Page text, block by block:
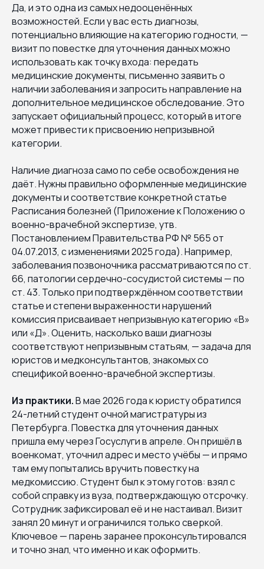
Да, и это одна из самых недооценённых
возможностей. Если у вас есть диагнозы,
потенциально влияющие на категорию годности, —
визит по повестке для уточнения данных можно
использовать как точку входа: передать
медицинские документы, письменно заявить о
наличии заболевания и запросить направление на
дополнительное медицинское обследование. Это
запускает официальный процесс, который в итоге
может привести к присвоению непризывной
категории.
Наличие диагноза само по себе освобождения не
даёт. Нужны правильно оформленные медицинские
документы и соответствие конкретной статье
Расписания болезней (Приложение к Положению о
военно-врачебной экспертизе, утв.
Постановлением Правительства РФ № 565 от
04.07.2013, с изменениями 2025 года). Например,
заболевания позвоночника рассматриваются по ст.
66, патологии сердечно-сосудистой системы — по
ст. 43. Только при подтверждённом соответствии
статье и степени выраженности нарушений
комиссия присваивает непризывную категорию «В»
или «Д». Оценить, насколько ваши диагнозы
соответствуют непризывным статьям, — задача для
юристов и медконсультантов, знакомых со
спецификой военно-врачебной экспертизы.
Из практики.В мае 2026 года к юристу обратился
24-летний студент очной магистратуры из
Петербурга. Повестка для уточнения данных
пришла ему через Госуслуги в апреле. Он пришёл в
военкомат, уточнил адрес и место учёбы — и прямо
там ему попытались вручить повестку на
медкомиссию. Студент был к этому готов: взял с
собой справку из вуза, подтверждающую отсрочку.
Сотрудник зафиксировал её и не настаивал. Визит
занял 20 минут и ограничился только сверкой.
Ключевое — парень заранее проконсультировался
и точно знал, что именно и как оформить.